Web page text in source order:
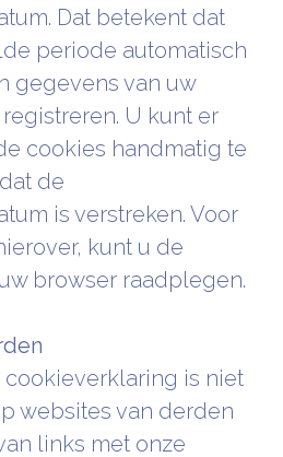
Dat betekent dat
periode automatisch
gegevens van uw
U kunt er
cookies handmatig te
de
is verstreken. Voor
kunt u de
browser raadplegen.
cookieverklaring is niet
websites van derden
links met onze